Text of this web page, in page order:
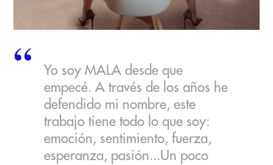
Yo soy MALA desde que
empecé. A través de los años he
defendido mi nombre, este
trabajo tiene todo lo que soy:
emoción, sentimiento, fuerza,
esperanza, pasión...Un poco